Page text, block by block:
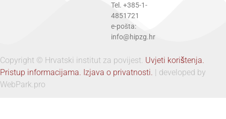
Tel. +385-1-
4851721
e-pošta:
info@hipzg.hr
Copyright © Hrvatski institut za povijest. Uvjeti korištenja.
Pristup informacijama. Izjava o privatnosti. | developed by
WebPark.pro